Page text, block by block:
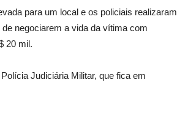
para um local e os policiais realizaram
negociarem a vida da vítima com
20 mil.
Judiciária Militar, que fica em